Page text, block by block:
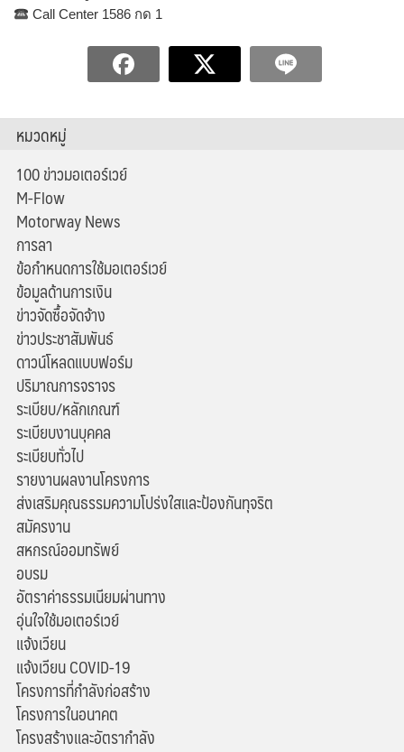
Call Center 1586 กด 1
หมวดหมู่
100 ข่าวมอเตอร์เวย์
M-Flow
Motorway News
การลา
ข้อกำหนดการใช้มอเตอร์เวย์
ข้อมูลด้านการเงิน
ข่าวจัดซื้อจัดจ้าง
ข่าวประชาสัมพันธ์
ดาวน์โหลดแบบฟอร์ม
ปริมาณการจราจร
ระเบียบ/หลักเกณฑ์
ระเบียบงานบุคคล
ระเบียบทั่วไป
รายงานผลงานโครงการ
ส่งเสริมคุณธรรมความโปร่งใสและป้องกันทุจริต
สมัครงาน
สหกรณ์ออมทรัพย์
อบรม
อัตราค่าธรรมเนียมผ่านทาง
อุ่นใจใช้มอเตอร์เวย์
แจ้งเวียน
แจ้งเวียน COVID-19
โครงการที่กำลังก่อสร้าง
โครงการในอนาคต
โครงสร้างและอัตรากำลัง